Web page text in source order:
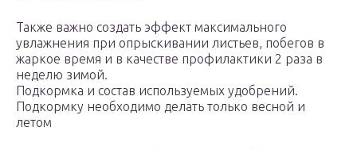
Также важно создать эффект максимального
увлажнения при опрыскивании листьев, побегов в
жаркое время и в качестве профилактики 2 раза в
неделю зимой.
Подкормка и состав используемых удобрений.
Подкормку необходимо делать только весной и
летом